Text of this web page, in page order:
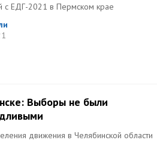
с ЕДГ-2021 в Пермском крае
Выборы не были
движения в Челябинской области